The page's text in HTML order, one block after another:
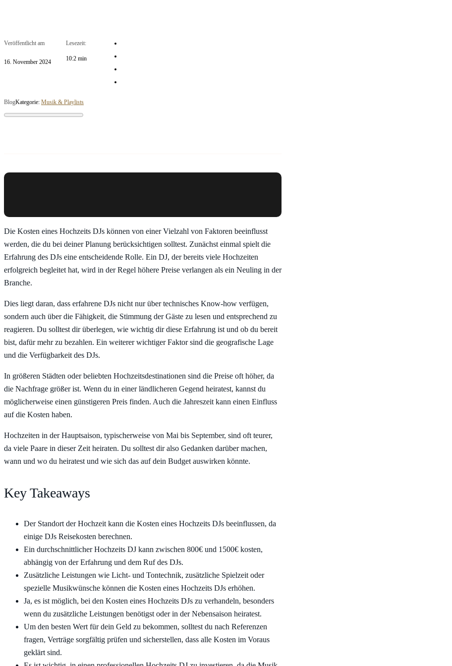
Veröffentlicht am
16. November 2024
Lesezeit:
10:2 min
BlogKategorie: Musik & Playlists
Die Kosten eines Hochzeits DJs können von einer Vielzahl von Faktoren beeinflusst
werden, die du bei deiner Planung berücksichtigen solltest. Zunächst einmal spielt die
Erfahrung des DJs eine entscheidende Rolle. Ein DJ, der bereits viele Hochzeiten
erfolgreich begleitet hat, wird in der Regel höhere Preise verlangen als ein Neuling in der
Branche.
Dies liegt daran, dass erfahrene DJs nicht nur über technisches Know-how verfügen,
sondern auch über die Fähigkeit, die Stimmung der Gäste zu lesen und entsprechend zu
reagieren. Du solltest dir überlegen, wie wichtig dir diese Erfahrung ist und ob du bereit
bist, dafür mehr zu bezahlen. Ein weiterer wichtiger Faktor sind die geografische Lage
und die Verfügbarkeit des DJs.
In größeren Städten oder beliebten Hochzeitsdestinationen sind die Preise oft höher, da
die Nachfrage größer ist. Wenn du in einer ländlicheren Gegend heiratest, kannst du
möglicherweise einen günstigeren Preis finden. Auch die Jahreszeit kann einen Einfluss
auf die Kosten haben.
Hochzeiten in der Hauptsaison, typischerweise von Mai bis September, sind oft teurer,
da viele Paare in dieser Zeit heiraten. Du solltest dir also Gedanken darüber machen,
wann und wo du heiratest und wie sich das auf dein Budget auswirken könnte.
Key Takeaways
Der Standort der Hochzeit kann die Kosten eines Hochzeits DJs beeinflussen, da
einige DJs Reisekosten berechnen.
Ein durchschnittlicher Hochzeits DJ kann zwischen 800€ und 1500€ kosten,
abhängig von der Erfahrung und dem Ruf des DJs.
Zusätzliche Leistungen wie Licht- und Tontechnik, zusätzliche Spielzeit oder
spezielle Musikwünsche können die Kosten eines Hochzeits DJs erhöhen.
Ja, es ist möglich, bei den Kosten eines Hochzeits DJs zu verhandeln, besonders
wenn du zusätzliche Leistungen benötigst oder in der Nebensaison heiratest.
Um den besten Wert für dein Geld zu bekommen, solltest du nach Referenzen
fragen, Verträge sorgfältig prüfen und sicherstellen, dass alle Kosten im Voraus
geklärt sind.